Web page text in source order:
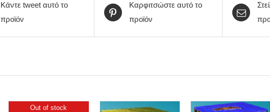
Κάντε tweet αυτό το
προϊόν
Καρφιτσώστε αυτό το
προϊόν
Out of stock